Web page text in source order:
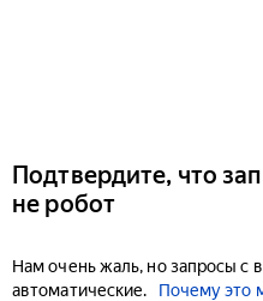
Подтвердите, что
не робот
Нам очень жаль, но запросы с
автоматические.
Почему это